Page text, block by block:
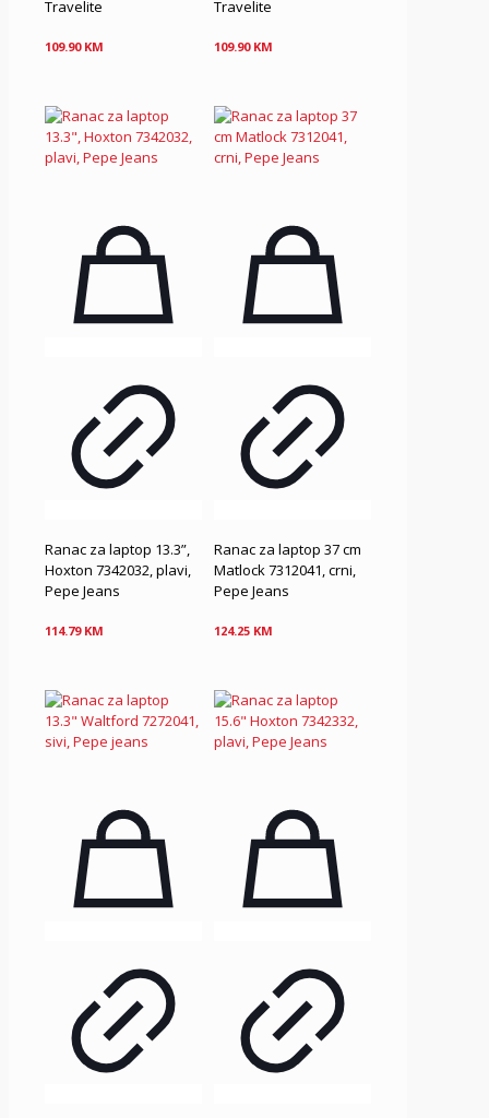
Travelite
109.90 KM
Travelite
109.90 KM
Ranac za laptop 13.3”,
Hoxton 7342032, plavi,
Pepe Jeans
114.79 KM
Ranac za laptop 37 cm
Matlock 7312041, crni,
Pepe Jeans
124.25 KM